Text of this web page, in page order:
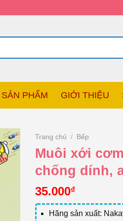
SẢN PHẨM GIỚI THIỆU
Trang chủ / Bếp
Muôi xới
chống dính,
35.000₫
Hãng sản xuất: